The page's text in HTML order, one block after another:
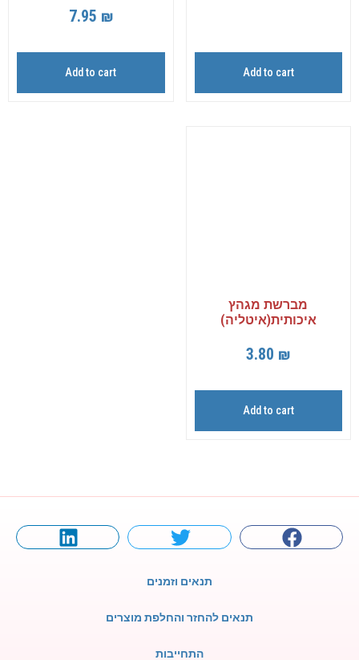
Add to cart
7.95 ₪
Add to cart
מברשת מגהץ
איכותית(איטליה)
3.80 ₪
Add to cart
תנאים וזמנים
תנאים להחזר והחלפת מוצרים
התחייבות